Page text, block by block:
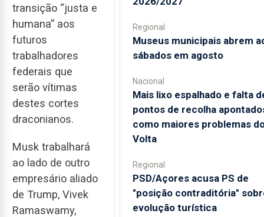
transição “justa e
humana” aos
futuros
trabalhadores
federais que
serão vítimas
destes cortes
draconianos.
Musk trabalhará
ao lado de outro
empresário aliado
de Trump, Vivek
Ramaswamy,
Regional
Museus municipais abrem
sábados em agosto
Nacional
Mais lixo espalhado e falta
pontos de recolha
como maiores problemas
Volta
Regional
PSD/Açores acusa PS de
"posição contraditória"
evolução turística